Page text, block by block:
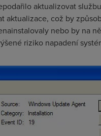
aktualizovat
aktualizace, což by
nebo by na
riziko napadení